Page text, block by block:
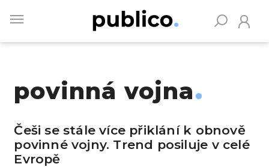
main
povinná vojna
Češi se stále více přiklání k obnově
povinné vojny. Trend posiluje v celé
Evropě
Vyhledávejte na Publiku